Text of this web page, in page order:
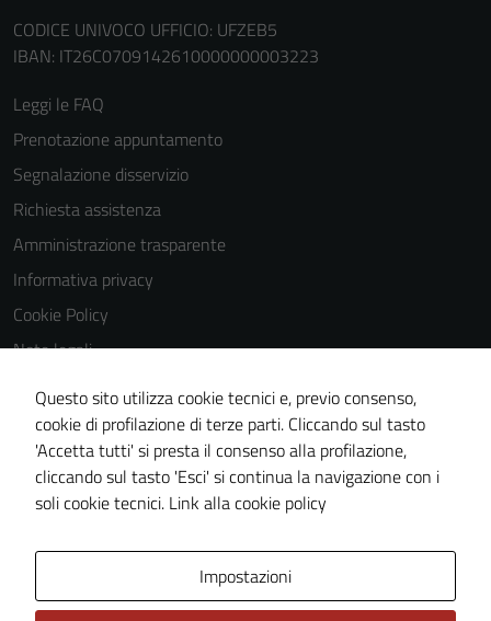
CODICE UNIVOCO UFFICIO: UFZEB5
IBAN: IT26C0709142610000000003223
Leggi le FAQ
Prenotazione appuntamento
Segnalazione disservizio
Richiesta assistenza
Amministrazione trasparente
Informativa privacy
Cookie Policy
Note legali
Obiettivi di accessibilità
Dichiarazione di accessibilità
Piano di miglioramento del sito
Whistleblowing
Media policy
Questo sito utilizza cookie tecnici e, previo consenso,
cookie di profilazione di terze parti. Cliccando sul tasto
'Accetta tutti' si presta il consenso alla profilazione,
cliccando sul tasto 'Esci' si continua la navigazione con i
soli cookie tecnici. Link alla cookie policy
Impostazioni
Tecnici
Questi cookie
sono necessari
funzionamento